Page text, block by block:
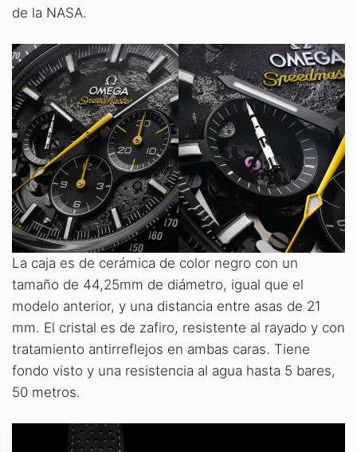
de la NASA.
La caja es de cerámica de color negro con un
tamaño de 44,25mm de diámetro, igual que el
modelo anterior, y una distancia entre asas de 21
mm. El cristal es de zafiro, resistente al rayado y con
tratamiento antirreflejos en ambas caras. Tiene
fondo visto y una resistencia al agua hasta 5 bares,
50 metros.